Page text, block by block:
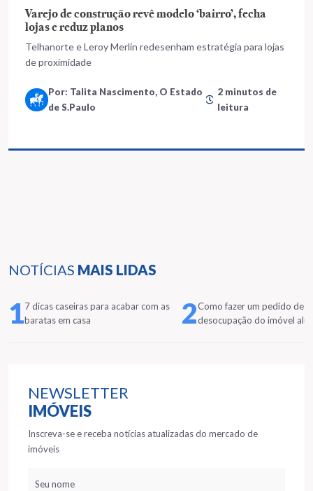
NOTÍCIAS MAIS LIDAS
17 dicas caseiras para acabar com as
baratas em casa
2Como fazer um pedido de
desocupação do imóvel
NEWSLETTER
IMÓVEIS
Inscreva-se e receba notícias atualizadas do mercado de
imóveis
Varejo de construção revê modelo ‘bairro’, fecha
lojas e reduz planos
Telhanorte e Leroy Merlin redesenham estratégia para lojas
de proximidade
Por: Talita Nascimento, O Estado
de S.Paulo
2 minutos de
leitura